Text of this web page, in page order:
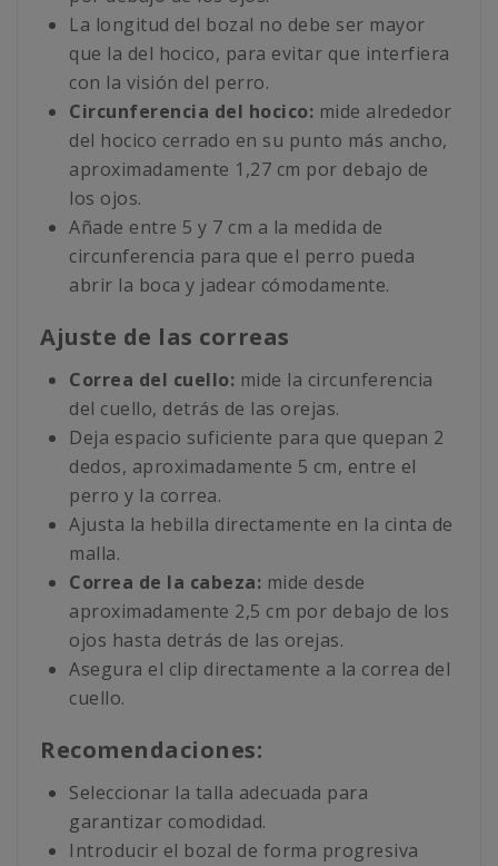
La longitud del bozal no debe ser mayor
que la del hocico, para evitar que interfiera
con la visión del perro.
Circunferencia del hocico: mide alrededor
del hocico cerrado en su punto más ancho,
aproximadamente 1,27 cm por debajo de
los ojos.
Añade entre 5 y 7 cm a la medida de
circunferencia para que el perro pueda
abrir la boca y jadear cómodamente.
Ajuste de las correas
Correa del cuello: mide la circunferencia
del cuello, detrás de las orejas.
Deja espacio suficiente para que quepan 2
dedos, aproximadamente 5 cm, entre el
perro y la correa.
Ajusta la hebilla directamente en la cinta de
malla.
Correa de la cabeza: mide desde
aproximadamente 2,5 cm por debajo de los
ojos hasta detrás de las orejas.
Asegura el clip directamente a la correa del
cuello.
Recomendaciones:
Seleccionar la talla adecuada para
garantizar comodidad.
Introducir el bozal de forma progresiva